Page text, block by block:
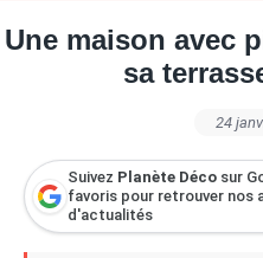
Une maison avec
sa
24
Suivez Planète Déco sur
favoris pour retrouver nos
d'actualités